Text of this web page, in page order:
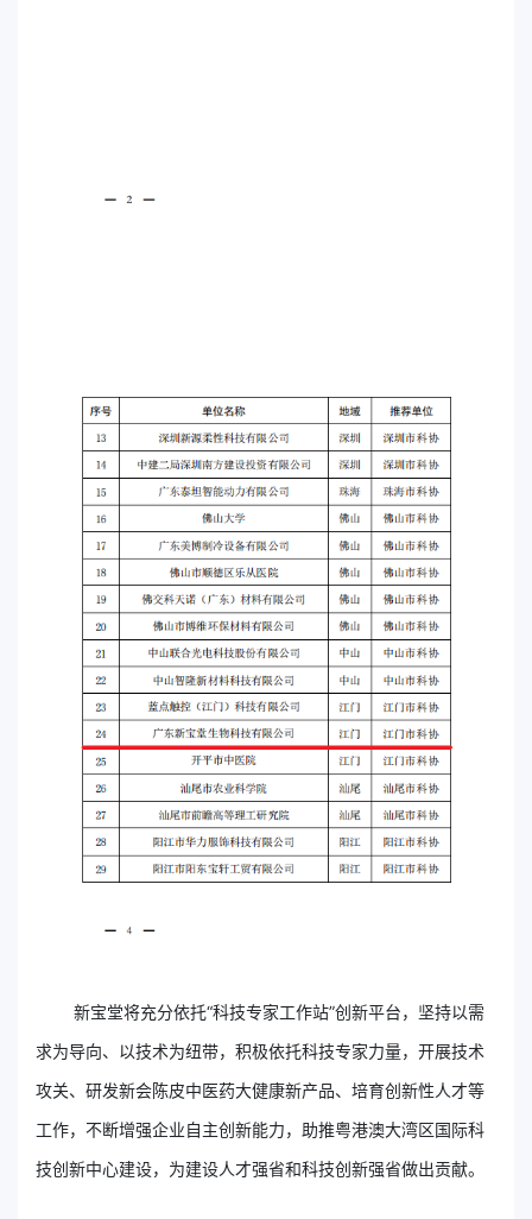
新宝堂将充分依托“科技专家工作站”创新平台，坚持以需
求为导向、以技术为纽带，积极依托科技专家力量，开展技术
攻关、研发新会陈皮中医药大健康新产品、培育创新性人才等
工作，不断增强企业自主创新能力，助推粤港澳大湾区国际科
技创新中心建设，为建设人才强省和科技创新强省做出贡献。